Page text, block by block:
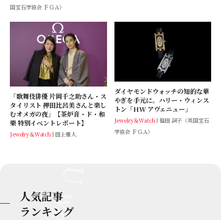
国宝石学協会 ＦＧＡ）
「歌舞伎俳優 片岡千之助さん・ス
タイリスト 押田比呂美さんと楽し
むオメガの夜」【茶炉音・ド・和
樂 特別イベントレポート】
Jewelry＆Watch 田上雅人
ダイヤモンドウォッチの知的な華
やぎを手元に。ハリー・ウィンス
トン「HW アヴェニュー」
Jewelry＆Watch 福田 詞子（英国宝石
学協会 ＦＧＡ）
人気記事
ランキング